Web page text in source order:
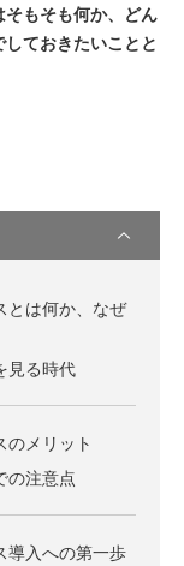
もそも何か、どん
ておきたいことと
とは何か、なぜ
見る時代
のメリット
の注意点
導入への第一歩